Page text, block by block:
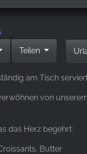
Teilen
am Tisch
von
das Herz begehrt:
Butter
und sind für die
werden von
um personalisierte
Sie tun dies, indem sie
verfolgen.
Pixel